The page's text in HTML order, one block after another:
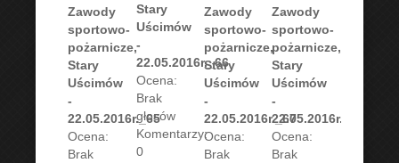
Zawody
sportowo-
pożarnicze,
Stary
Uścimów
-
22.05.2016r._65
Ocena:
Brak
Stary
Uścimów
-
22.05.2016r._66
Ocena:
Brak
głosów
Komentarzy:
0
Zawody
sportowo-
pożarnicze,
Stary
Uścimów
-
22.05.2016r._67
Ocena:
Brak
Zawody
sportowo-
pożarnicze,
Stary
Uścimów
-
22.05.2016r._68
Ocena:
Brak